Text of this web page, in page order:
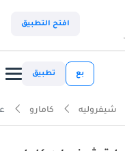
افتح التطبيق
بع تطبيق
شيفروليه كامارو